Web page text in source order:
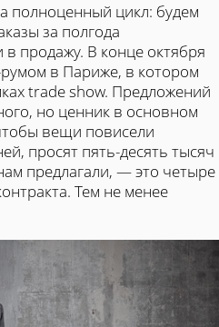
полноценный цикл: будем
за полгода
продажу. В конце октября
в Париже, в котором
trade show. Предложений
но ценник в основном
вещи повисели
просят пять-десять тысяч
предлагали, — это четыре
Тем не менее